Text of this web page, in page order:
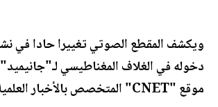
ويكشف المقطع الصوتي تغييرا حادا في
دخوله في الغلاف المغناطيسي
موقع "CNET" المتخصص بالأخبار العلمية والتكنولوجيا.